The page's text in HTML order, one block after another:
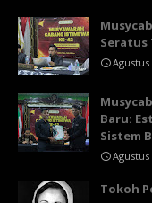
Seratus
Agustus
Baru:
Sistem
Agustus
Tokoh